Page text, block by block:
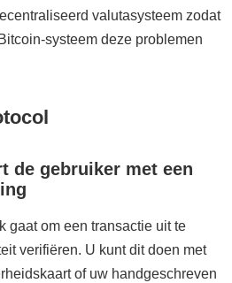
valutasysteem zodat
systeem deze problemen
de gebruiker met een
gaat om een transactie uit te
verifiëren. U kunt dit doen met
of uw handgeschreven